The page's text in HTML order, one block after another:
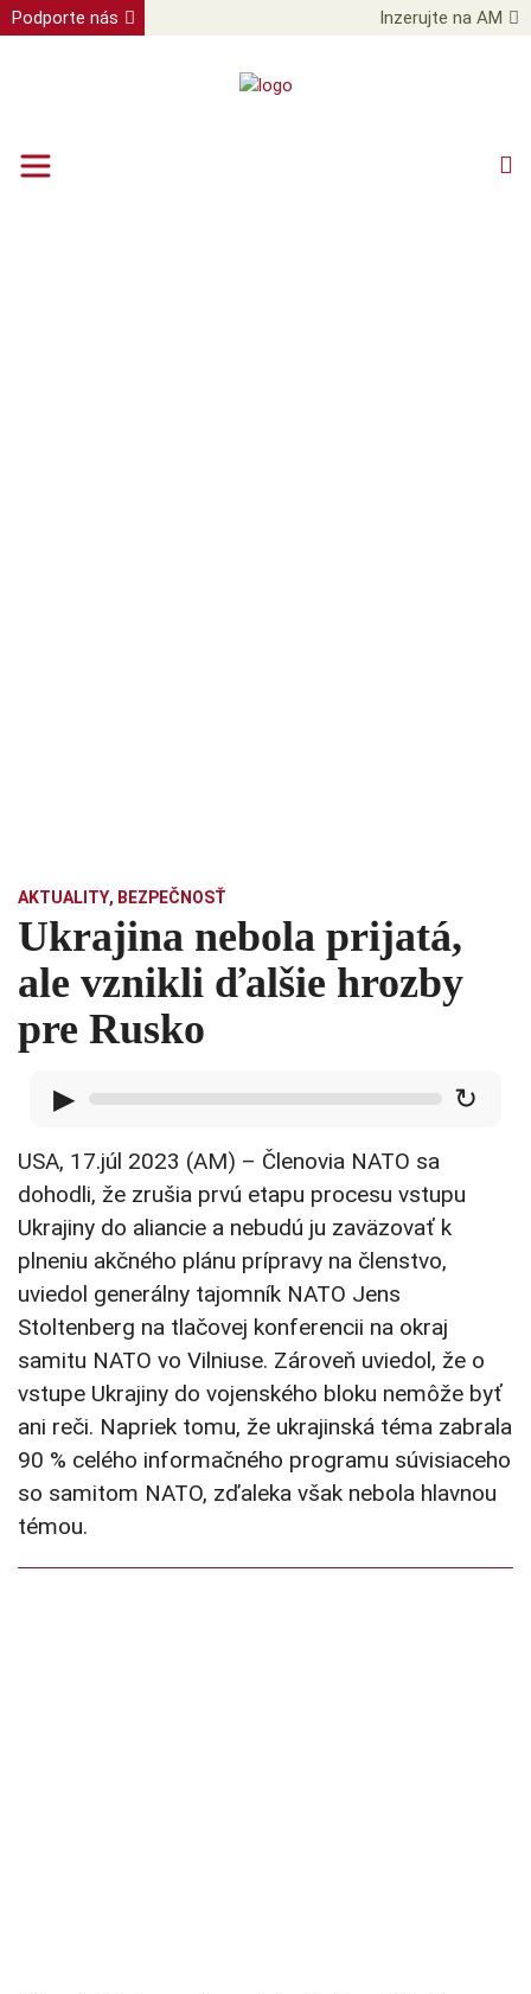
Podporte nás Inzerujte na AM
AKTUALITY, BEZPEČNOSŤ
Ukrajina nebola prijatá,
ale vznikli ďalšie hrozby
pre Rusko
▶ ↻
USA, 17.júl 2023 (AM) – Členovia NATO sa
dohodli, že zrušia prvú etapu procesu vstupu
Ukrajiny do aliancie a nebudú ju zaväzovať k
plneniu akčného plánu prípravy na členstvo,
uviedol generálny tajomník NATO Jens
Stoltenberg na tlačovej konferencii na okraj
samitu NATO vo Vilniuse. Zároveň uviedol, že o
vstupe Ukrajiny do vojenského bloku nemôže byť
ani reči. Napriek tomu, že ukrajinská téma zabrala
90 % celého informačného programu súvisiaceho
so samitom NATO, zďaleka však nebola hlavnou
témou.